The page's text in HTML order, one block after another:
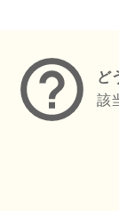
ど
該